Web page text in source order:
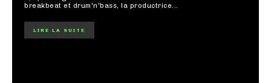
breakbeat et drum'n'bass, la productrice...
LIRE LA SUITE